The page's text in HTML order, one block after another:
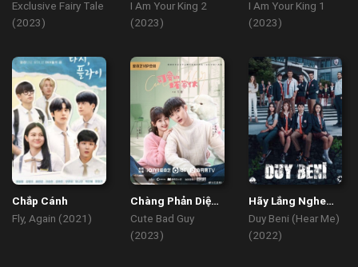
Exclusive Fairy Tale
(2023)
I Am Your King 2
(2023)
I Am Your King 1
(2023)
Chắp Cánh
Fly, Again (2021)
Chàng Phản Diện
Dễ Thương
Cute Bad Guy
(2023)
Hãy Lắng Nghe
Tôi
Duy Beni (Hear Me)
(2022)